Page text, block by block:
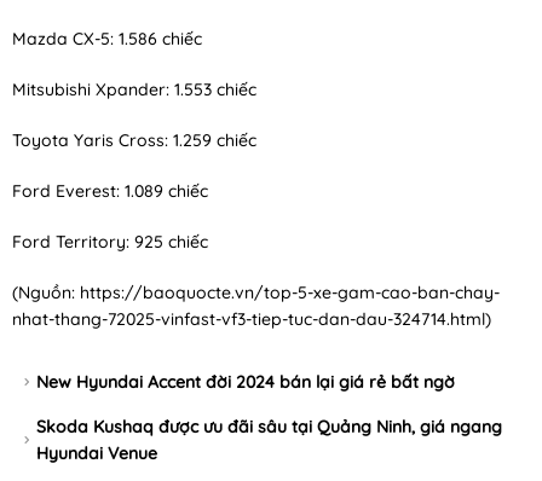
Mazda CX-5: 1.586 chiếc
Mitsubishi Xpander: 1.553 chiếc
Toyota Yaris Cross: 1.259 chiếc
Ford Everest: 1.089 chiếc
Ford Territory: 925 chiếc
(Nguồn: https://baoquocte.vn/top-5-xe-gam-cao-ban-chay-
nhat-thang-72025-vinfast-vf3-tiep-tuc-dan-dau-324714.html)
New Hyundai Accent đời 2024 bán lại giá rẻ bất ngờ
Skoda Kushaq được ưu đãi sâu tại Quảng Ninh, giá ngang
Hyundai Venue